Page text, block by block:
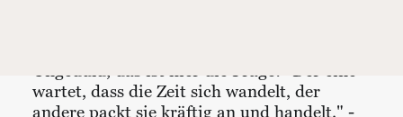
Ungeduld, das ist hier die Frage! "Der eine
wartet, dass die Zeit sich wandelt, der